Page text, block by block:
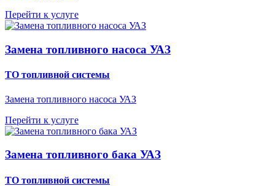
Перейти к услуге
Замена топливного насоса УАЗ
ТО топливной системы
Замена топливного насоса УАЗ
Перейти к услуге
Замена топливного бака УАЗ
ТО топливной системы